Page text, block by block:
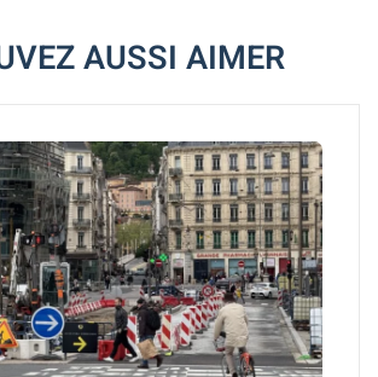
AUSSI AIMER